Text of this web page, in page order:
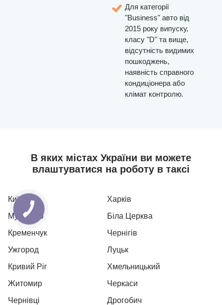
Для категорії
"Business" авто від
2015 року випуску,
класу "D" та вище,
відсутність видимих
пошкоджень,
наявність справного
кондиціонера або
клімат контролю.
В яких містах України ви можете
влаштуватися на роботу в таксі
Київ
Харків
Мукачево
Біла Церква
Кременчук
Чернігів
Ужгород
Луцьк
Кривий Ріг
Хмельницький
Житомир
Черкаси
Чернівці
Дрогобич